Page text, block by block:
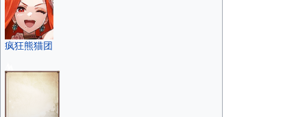
疯狂熊猫团